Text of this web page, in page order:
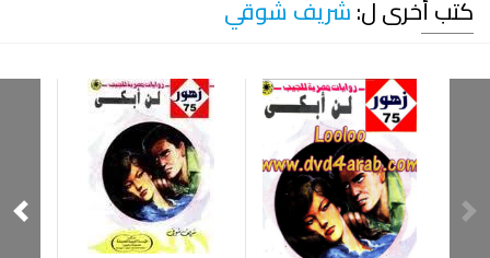
كتب أخرى ل:شريف شوقي